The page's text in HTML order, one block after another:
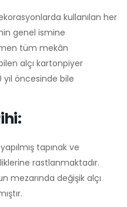
kullanılan her
genel ismine
tüm mekân
alçı kartonpiyer
öncesinde bile
tapınak ve
rastlanmaktadır.
mezarında değişik alçı